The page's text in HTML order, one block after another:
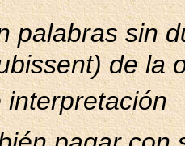
palabras sin
de la